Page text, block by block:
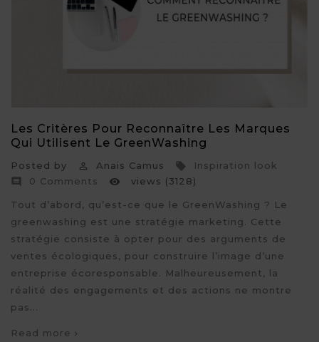
Les Critères Pour Reconnaître Les Marques
Qui Utilisent Le GreenWashing
Posted by  Anais Camus 
Inspiration look

0 Comments  views (3128)
Tout d’abord, qu’est-ce que le GreenWashing ? Le
greenwashing est une stratégie marketing. Cette
stratégie consiste à opter pour des arguments de
ventes écologiques, pour construire l’image d’une
entreprise écoresponsable. Malheureusement, la
réalité des engagements et des actions ne montre
pas...
Read more